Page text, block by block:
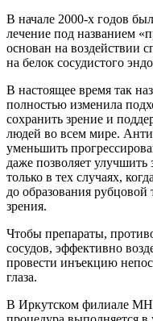
В начале 2000-х годов
лечение под названием
основан на воздействии
на белок сосудистого
В настоящее время так
полностью изменила
сохранить зрение и
людей во всем мире.
уменьшить
даже позволяет
только в тех случаях,
до образования
зрения.
Чтобы препараты,
сосудов, эффективно
провести инъекцию
глаза.
В Иркутском филиале